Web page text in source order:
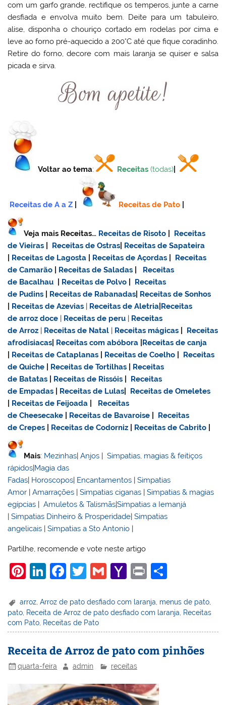
com um garfo grande, rectifique os temperos, junte a carne
desfiada e envolva muito bem. Deite para um tabuleiro,
alise, disponha o chouriço cortado em rodelas por cima e
leve ao forno pré-aquecido a 200°C até que fique coradinho.
Retire do forno, decore com mais laranja se quiser e salsa
picada e sirva.
Voltar ao tema: Receitas (todas)
Receitas de A a Z Receitas de Pato
Veja mais Receitas… Receitas de Risoto
Receitas
de Vieiras
Receitas de Ostras Receitas de Sapateira
Receitas de Lagosta Receitas de Açordas
Receitas
de Camarão
Receitas de Saladas
Receitas
de Bacalhau
Receitas de Polvo
Receitas
de Pudins
Receitas de Rabanadas Receitas de Sonhos
Receitas de Azevias | Receitas de Aletria Receitas
dearroz doce | Receitas de peru | Receitas
de Arroz | Receitas de Natal | Receitas mágicas
Receitas
afrodisiacas Receitas com abóbora Receitas de canja
Receitas de Cataplanas Receitas de Coelho
Receitas
de Quiche
Receitas de Tortilhas
Receitas
de Batatas
Receitas de Rissóis
Receitas
de Empadas
Receitas de Lulas
Receitas de Omeletes
Receitas de Feijoada
Receitas
de Cheesecake
Receitas de Bavaroise
Receitas
de Crepes
Receitas de Codorniz Receitas de Cabrito
Mais: Mezinhas|Anjos |Simpatias, magias & feitiços
rápidos|Magia das
Fadas| Horoscopos| Encantamentos |Simpatias
Amor |Amarrações |Simpatias ciganas |Simpatias & magias
egípcias |Amuletos & Talismãs|Simpatias a Iemanjá
|Simpatias Dinheiro & Prosperidade|Simpatias
angelicais |Simpatias a Sto Antonio |
Partilhe, recomende e vote neste artigo
Pi
er
e
st
Li
k
e
dI
n
F
c
e
b
o
o
k
T
itt
er
G
ai
l
Y
h
o
o
M
ai
l
Pr
t
ar
e
arroz ,Arroz de pato desfiado com laranja menus de pato
pato Receita de Arroz de pato desfiado com laranja
Receitas
com Pato Receitas de Pato
Receita de Arroz de pato com pinhões
quarta-feira admin receitas